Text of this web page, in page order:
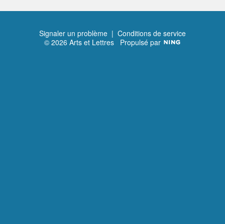
Signaler un problème | Conditions de service
© 2026 Arts et Lettres Propulsé par